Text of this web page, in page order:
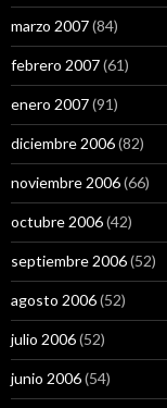
marzo 2007(84)
febrero 2007(61)
enero 2007(91)
diciembre 2006(82)
noviembre 2006(66)
octubre 2006(42)
septiembre 2006(52)
agosto 2006(52)
julio 2006(52)
junio 2006(54)